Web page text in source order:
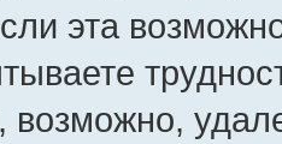
эта
возможно,